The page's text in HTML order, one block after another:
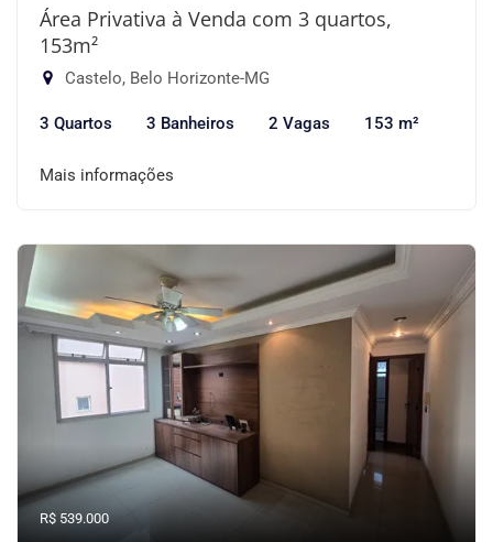
Área Privativa à Venda com 3 quartos,
153m²
Castelo, Belo Horizonte-MG
3 Quartos 3 Banheiros 2 Vagas 153 m²
Mais informações
R$ 539.000